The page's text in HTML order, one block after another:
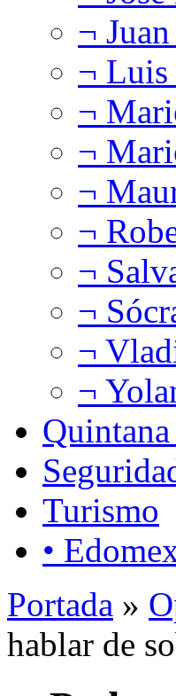
¬
¬ Luis
¬
¬
¬
¬
¬
¬
¬
¬
Turismo
•
Portada »
hablar de